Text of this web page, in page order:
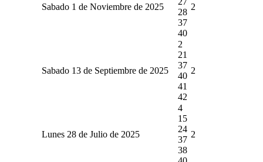
Sabado 1 de Noviembre de 2025
28
37
40
2
Sabado 13 de Septiembre de 2025
2
21
37
40
41
42
2
Lunes 28 de Julio de 2025
4
15
24
37
38
2